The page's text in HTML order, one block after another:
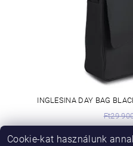
INGLESINA DAY BAG
Ft29
Cookie-kat használunk